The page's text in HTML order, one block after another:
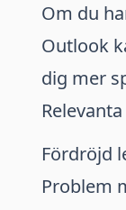
Om du
Outlook
dig mer
Fördröjd
Problem